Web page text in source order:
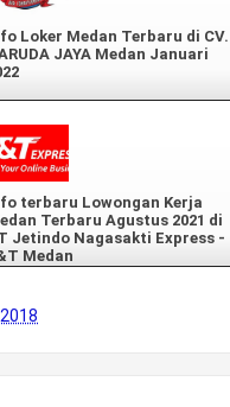
Loker Medan Terbaru di CV.
JAYA Medan Januari
terbaru Lowongan Kerja
Terbaru Agustus 2021 di
Jetindo Nagasakti Express -
Medan